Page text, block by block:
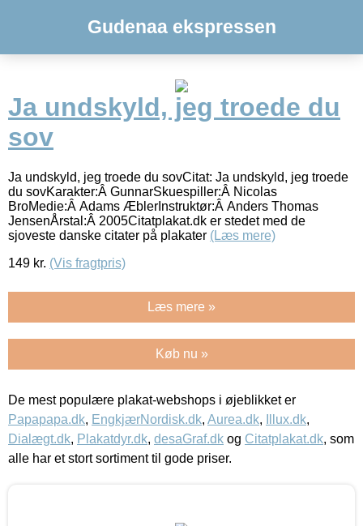
Gudenaa ekspressen
Ja undskyld, jeg troede du
sov
Ja undskyld, jeg troede du sovCitat: Ja undskyld, jeg troede
du sovKarakter:Â GunnarSkuespiller:Â Nicolas
BroMedie:Â Adams ÆblerInstruktør:Â Anders Thomas
JensenÅrstal:Â 2005Citatplakat.dk er stedet med de
sjoveste danske citater på plakater (Læs mere)
149 kr. (Vis fragtpris)
Læs mere »
Køb nu »
De mest populære plakat-webshops i øjeblikket er
Papapapa.dk, EngkjærNordisk.dk, Aurea.dk, Illux.dk,
Dialægt.dk, Plakatdyr.dk, desaGraf.dk og Citatplakat.dk, som
alle har et stort sortiment til gode priser.